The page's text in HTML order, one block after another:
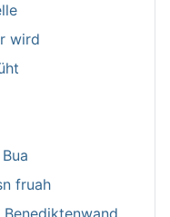
wird
fruah